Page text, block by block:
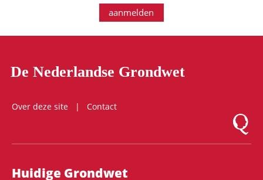
aanmelden
De Nederlandse Grondwet
Over deze site
Contact
Logo
Hoofdnavigatie
Huidige Grondwet